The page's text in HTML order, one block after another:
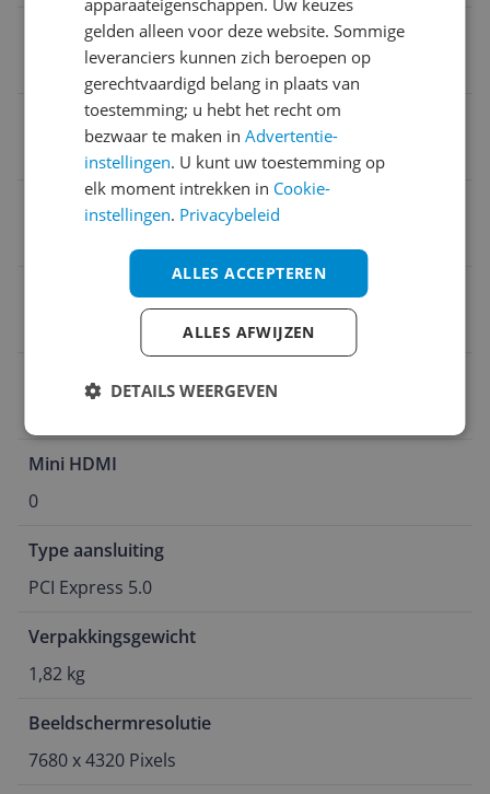
Verpakking breedte
40,5 cm
OpenGL
Verpakking lengte
HDCP Compliant
Mini HDMI
0
Type aansluiting
PCI Express 5.0
Verpakkingsgewicht
1,82 kg
Beeldschermresolutie
7680 x 4320 Pixels
gelden alleen voor deze website. Sommige
leveranciers kunnen zich beroepen op
gerechtvaardigd belang in plaats van
toestemming; u hebt het recht om
bezwaar te maken inAdvertentie-
instellingen. U kunt uw toestemming op
elk moment intrekken in Cookie-
instellingen. Privacybeleid
ALLES ACCEPTEREN
ALLES AFWIJZEN
DETAILS WEERGEVEN